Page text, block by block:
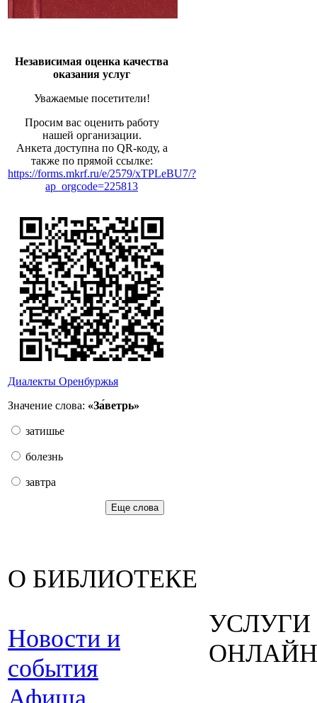
Независимая оценка качества
оказания услуг
Уважаемые посетители!
Просим вас оценить работу
нашей организации.
Анкета доступна по QR-коду, а
также по прямой ссылке:
https://forms.mkrf.ru/e/2579/xTPLeBU7/?
ap_orgcode=225813
Диалекты Оренбуржья
Значение слова: «За́ветрь»
затишье
болезнь
завтра
Еще слова
О БИБЛИОТЕКЕ
Новости и
события
УСЛУГИ
ОНЛАЙН